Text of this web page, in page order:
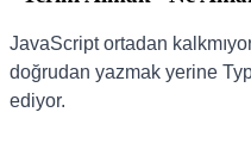
JavaScript ortadan
doğrudan yazmak yerine
ediyor.